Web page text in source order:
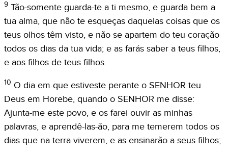
9 Tão-somente guarda-te a ti mesmo, e guarda bem a
tua alma, que não te esqueças daquelas coisas que os
teus olhos têm visto, e não se apartem do teu coração
todos os dias da tua vida; e as farás saber a teus filhos,
e aos filhos de teus filhos.
10 O dia em que estiveste perante o SENHOR teu
Deus em Horebe, quando o SENHOR me disse:
Ajunta-me este povo, e os farei ouvir as minhas
palavras, e aprendê-las-ão, para me temerem todos os
dias que na terra viverem, e as ensinarão a seus filhos;